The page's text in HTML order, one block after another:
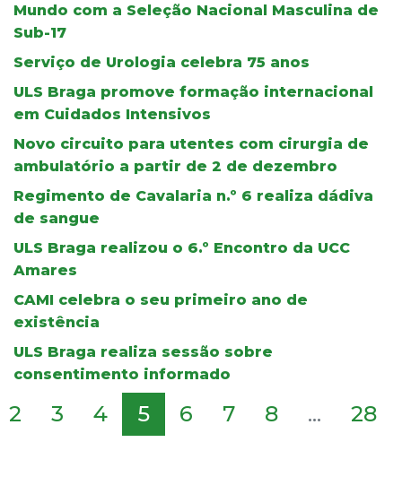
Mundo com a Seleção Nacional Masculina de
Sub-17
Serviço de Urologia celebra 75 anos
ULS Braga promove formação internacional
em Cuidados Intensivos
Novo circuito para utentes com cirurgia de
ambulatório a partir de 2 de dezembro
Regimento de Cavalaria n.º 6 realiza dádiva
de sangue
ULS Braga realizou o 6.º Encontro da UCC
Amares
CAMI celebra o seu primeiro ano de
existência
ULS Braga realiza sessão sobre
consentimento informado
2 3 4 5 6 7 8 ... 28